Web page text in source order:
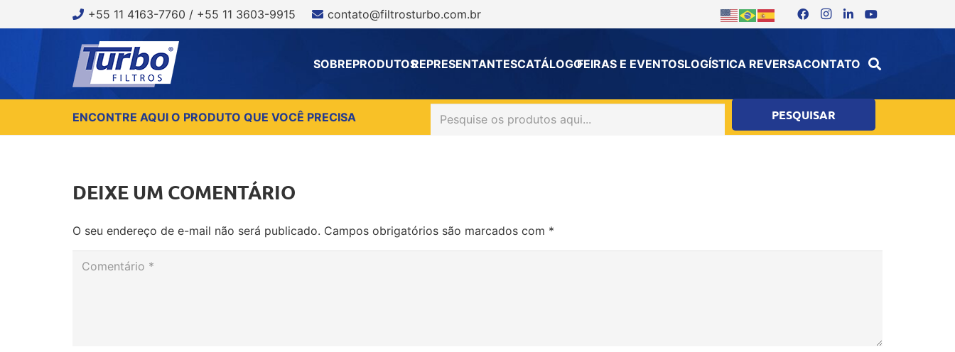
+55 11 4163-7760 / +55 11 3603-9915 contato@filtrosturbo.com.br
SOBREPRODUTOSREPRESENTANTESCATÁLOGOFEIRAS E EVENTOSLOGÍSTICA REVERSACONTATO
ENCONTRE AQUI O PRODUTO QUE VOCÊ PRECISA
DEIXE UM COMENTÁRIO
O seu endereço de e-mail não será publicado. Campos obrigatórios são marcados com *